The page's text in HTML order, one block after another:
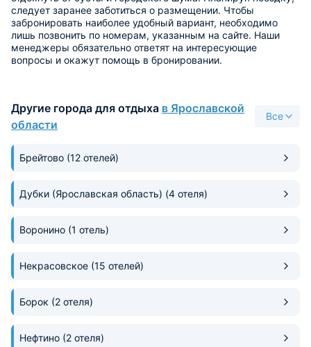
следует заранее заботиться о размещении. Чтобы
забронировать наиболее удобный вариант, необходимо
лишь позвонить по номерам, указанным на сайте. Наши
менеджеры обязательно ответят на интересующие
вопросы и окажут помощь в бронировании.
Другие города для отдыха в Ярославской
области
Все
Брейтово (12 отелей)
Дубки (Ярославская область) (4 отеля)
Воронино (1 отель)
Некрасовское (15 отелей)
Борок (2 отеля)
Нефтино (2 отеля)